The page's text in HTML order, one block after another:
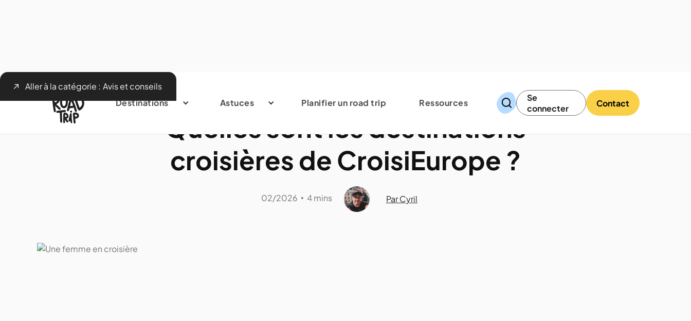
Destinations Astuces Planifier un road trip Ressources
Se
connecter
Contact
Aller à la catégorie : Avis et conseils
Quelles sont les destinations
croisières de CroisiEurope ?
02/2026 • 4 mins Par Cyril